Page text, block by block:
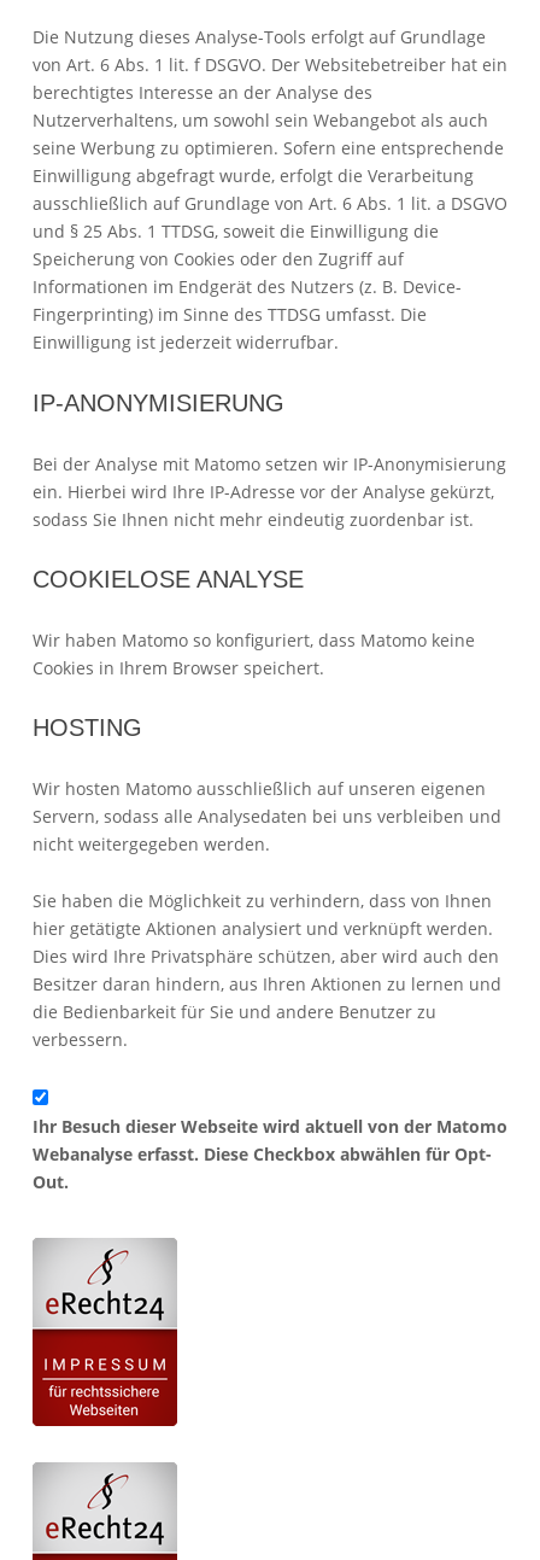
Die Nutzung dieses Analyse-Tools erfolgt auf Grundlage
von Art. 6 Abs. 1 lit. f DSGVO. Der Websitebetreiber hat ein
berechtigtes Interesse an der Analyse des
Nutzerverhaltens, um sowohl sein Webangebot als auch
seine Werbung zu optimieren. Sofern eine entsprechende
Einwilligung abgefragt wurde, erfolgt die Verarbeitung
ausschließlich auf Grundlage von Art. 6 Abs. 1 lit. a DSGVO
und § 25 Abs. 1 TTDSG, soweit die Einwilligung die
Speicherung von Cookies oder den Zugriff auf
Informationen im Endgerät des Nutzers (z. B. Device-
Fingerprinting) im Sinne des TTDSG umfasst. Die
Einwilligung ist jederzeit widerrufbar.
IP-ANONYMISIERUNG
Bei der Analyse mit Matomo setzen wir IP-Anonymisierung
ein. Hierbei wird Ihre IP-Adresse vor der Analyse gekürzt,
sodass Sie Ihnen nicht mehr eindeutig zuordenbar ist.
COOKIELOSE ANALYSE
Wir haben Matomo so konfiguriert, dass Matomo keine
Cookies in Ihrem Browser speichert.
HOSTING
Wir hosten Matomo ausschließlich auf unseren eigenen
Servern, sodass alle Analysedaten bei uns verbleiben und
nicht weitergegeben werden.
Sie haben die Möglichkeit zu verhindern, dass von Ihnen
hier getätigte Aktionen analysiert und verknüpft werden.
Dies wird Ihre Privatsphäre schützen, aber wird auch den
Besitzer daran hindern, aus Ihren Aktionen zu lernen und
die Bedienbarkeit für Sie und andere Benutzer zu
verbessern.
Ihr Besuch dieser Webseite wird aktuell von der Matomo
Webanalyse erfasst. Diese Checkbox abwählen für Opt-
Out.